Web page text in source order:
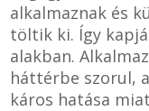
alkalmaznak és
töltik ki. Így
alakban.
háttérbe szorul,
káros hatása